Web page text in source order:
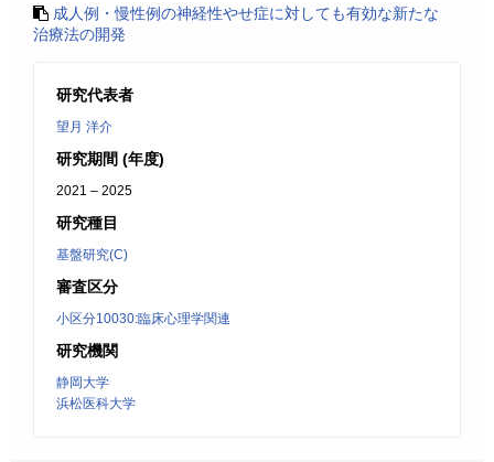
成人例・慢性例の神経性やせ症に対しても有効な新たな
治療法の開発
研究代表者
望月 洋介
研究期間 (年度)
2021 – 2025
研究種目
基盤研究(C)
審査区分
小区分10030:臨床心理学関連
研究機関
静岡大学
浜松医科大学